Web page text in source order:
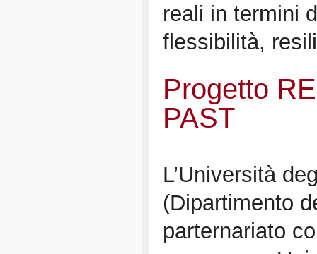
reali in termini
flessibilità,
Progetto
PAST
L’Università
(Dipartimento
parternariato